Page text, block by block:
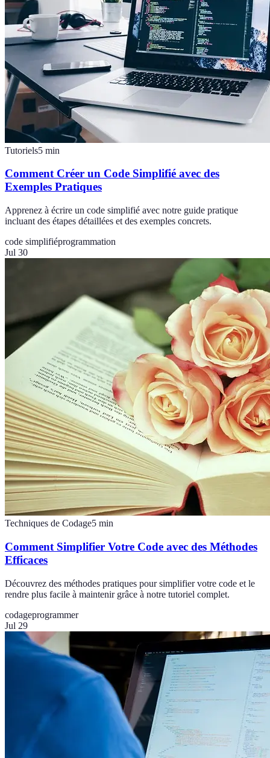
Tutoriels5 min
Comment Créer un Code Simplifié avec des
Exemples Pratiques
Apprenez à écrire un code simplifié avec notre guide pratique
incluant des étapes détaillées et des exemples concrets.
code simplifiéprogrammation
Jul 30
Techniques de Codage5 min
Comment Simplifier Votre Code avec des Méthodes
Efficaces
Découvrez des méthodes pratiques pour simplifier votre code et le
rendre plus facile à maintenir grâce à notre tutoriel complet.
codageprogrammer
Jul 29